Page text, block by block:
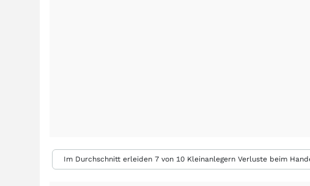
Im Durchschnitt erleiden 7 von 10 Kleinanlegern Verluste beim